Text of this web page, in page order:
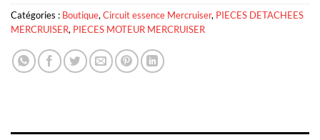
Catégories : Boutique,Circuit essence Mercruiser, PIECES DETACHEES
MERCRUISER, PIECES MOTEUR MERCRUISER